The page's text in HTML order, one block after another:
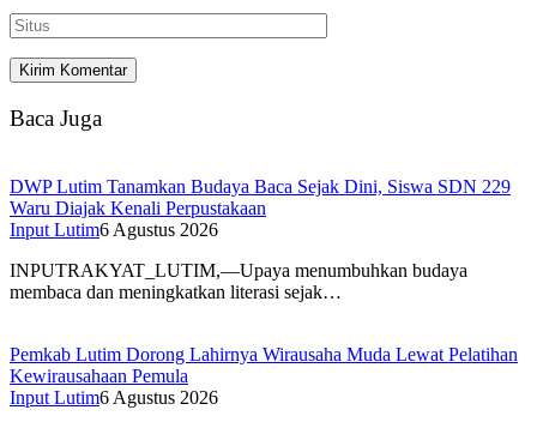
Baca Juga
DWP Lutim Tanamkan Budaya Baca Sejak Dini, Siswa SDN 229
Waru Diajak Kenali Perpustakaan
Input Lutim6 Agustus 2026
INPUTRAKYAT_LUTIM,—Upaya menumbuhkan budaya
membaca dan meningkatkan literasi sejak…
Pemkab Lutim Dorong Lahirnya Wirausaha Muda Lewat Pelatihan
Kewirausahaan Pemula
Input Lutim6 Agustus 2026